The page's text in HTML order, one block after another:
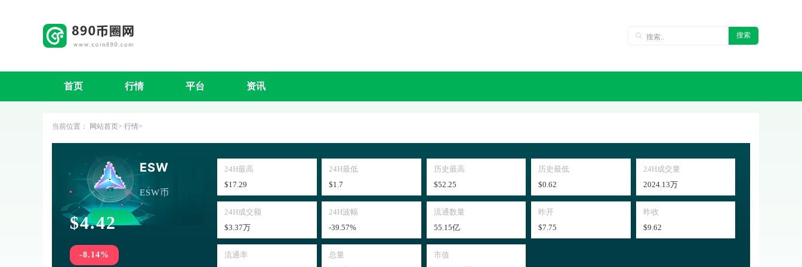
搜索
首页 行情 平台 资讯
当前位置： 网站首页 行情
ESW
ESW币
$4.42
-8.14%
24H最高
$17.29
24H最低
$1.7
历史最高
$52.25
历史最低
$0.62
24H成交量
2024.13万
24H成交额
$3.37万
24H波幅
-39.57%
流通数量
55.15亿
昨开
$7.75
昨收
$9.62
流通率
总量
市值